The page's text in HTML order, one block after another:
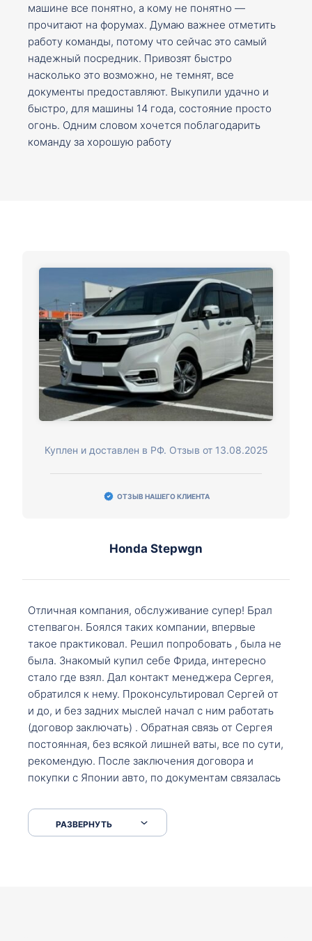
машине все понятно, а кому не понятно —
прочитают на форумах. Думаю важнее отметить
работу команды, потому что сейчас это самый
надежный посредник. Привозят быстро
насколько это возможно, не темнят, все
документы предоставляют. Выкупили удачно и
быстро, для машины 14 года, состояние просто
огонь. Одним словом хочется поблагодарить
команду за хорошую работу
Куплен и доставлен в РФ. Отзыв от 13.08.2025
ОТЗЫВ НАШЕГО КЛИЕНТА
Honda Stepwgn
Отличная компания, обслуживание супер! Брал
степвагон. Боялся таких компании, впервые
такое практиковал. Решил попробовать , была не
была. Знакомый купил себе Фрида, интересно
стало где взял. Дал контакт менеджера Сергея,
обратился к нему. Проконсультировал Сергей от
и до, и без задних мыслей начал с ним работать
(договор заключать) . Обратная связь от Сергея
постоянная, без всякой лишней ваты, все по сути,
рекомендую. После заключения договора и
покупки с Японии авто, по документам связалась
что заполнить, куда зайти, образцы и т.д. После
приехал за авто. Меня тепло встретили Сергей с
РАЗВЕРНУТЬ